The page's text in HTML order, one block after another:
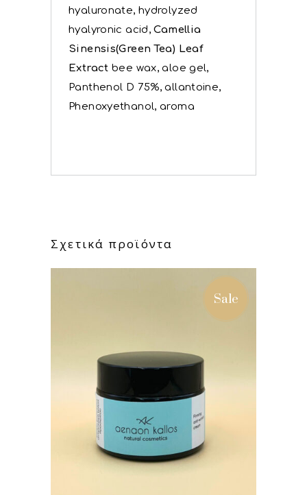
hyaluronate, hydrolyzed
hyalyronic acid, Camellia
Sinensis(Green Tea) Leaf
Extract bee wax, aloe gel,
Panthenol D 75%, allantoine,
Phenoxyethanol, aroma
Σχετικά προϊόντα
Sale